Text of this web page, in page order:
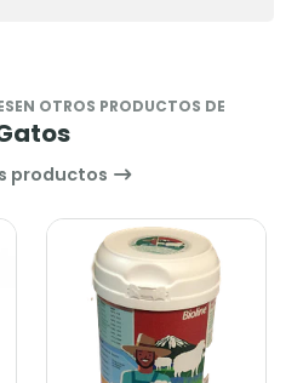
OTROS PRODUCTOS DE
productos